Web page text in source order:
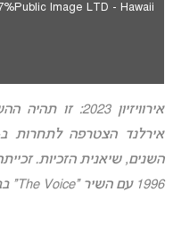
Public Image LTD - Hawaii
השנים, שיאנית הזכיות.
1996 עם השיר “The Voice” בביצועה של הזמרת